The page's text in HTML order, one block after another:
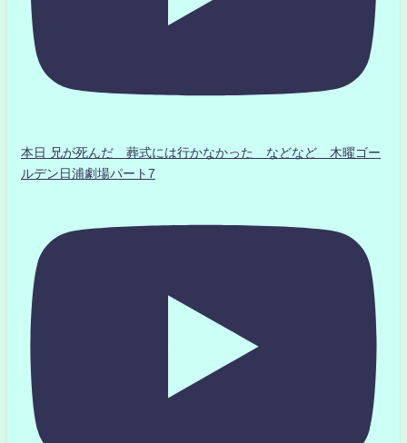
本日 兄が死んだ 葬式には行かなかった などなど 木曜ゴー
ルデン日浦劇場パート7